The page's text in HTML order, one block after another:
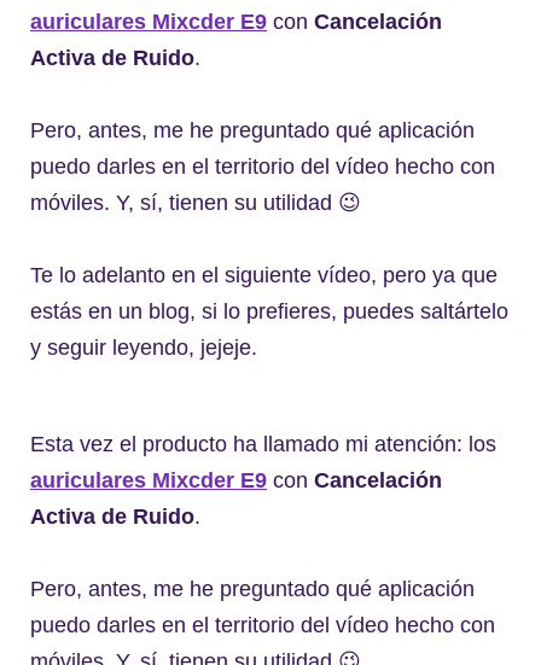
auriculares Mixcder E9 con Cancelación
Activa de Ruido.
Pero, antes, me he preguntado qué aplicación
puedo darles en el territorio del vídeo hecho con
móviles. Y, sí, tienen su utilidad 😉
Te lo adelanto en el siguiente vídeo, pero ya que
estás en un blog, si lo prefieres, puedes saltártelo
y seguir leyendo, jejeje.
Esta vez el producto ha llamado mi atención: los
auriculares Mixcder E9 con Cancelación
Activa de Ruido.
Pero, antes, me he preguntado qué aplicación
puedo darles en el territorio del vídeo hecho con